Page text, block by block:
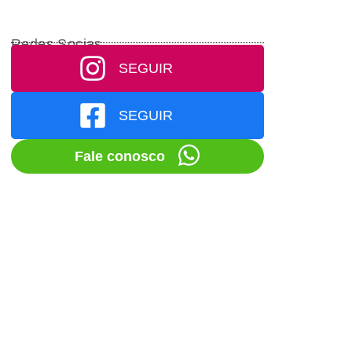
Redes Socias
SEGUIR
SEGUIR
Fale conosco